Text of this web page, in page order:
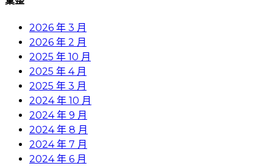
2026 年 3 月
2026 年 2 月
2025 年 10 月
2025 年 4 月
2025 年 3 月
2024 年 10 月
2024 年 9 月
2024 年 8 月
2024 年 7 月
2024 年 6 月